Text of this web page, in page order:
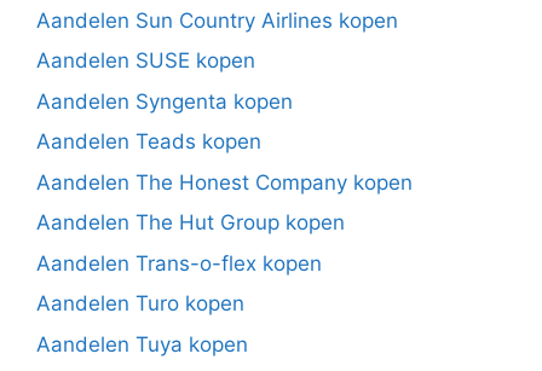
Aandelen Sun Country Airlines kopen
Aandelen SUSE kopen
Aandelen Syngenta kopen
Aandelen Teads kopen
Aandelen The Honest Company kopen
Aandelen The Hut Group kopen
Aandelen Trans-o-flex kopen
Aandelen Turo kopen
Aandelen Tuya kopen